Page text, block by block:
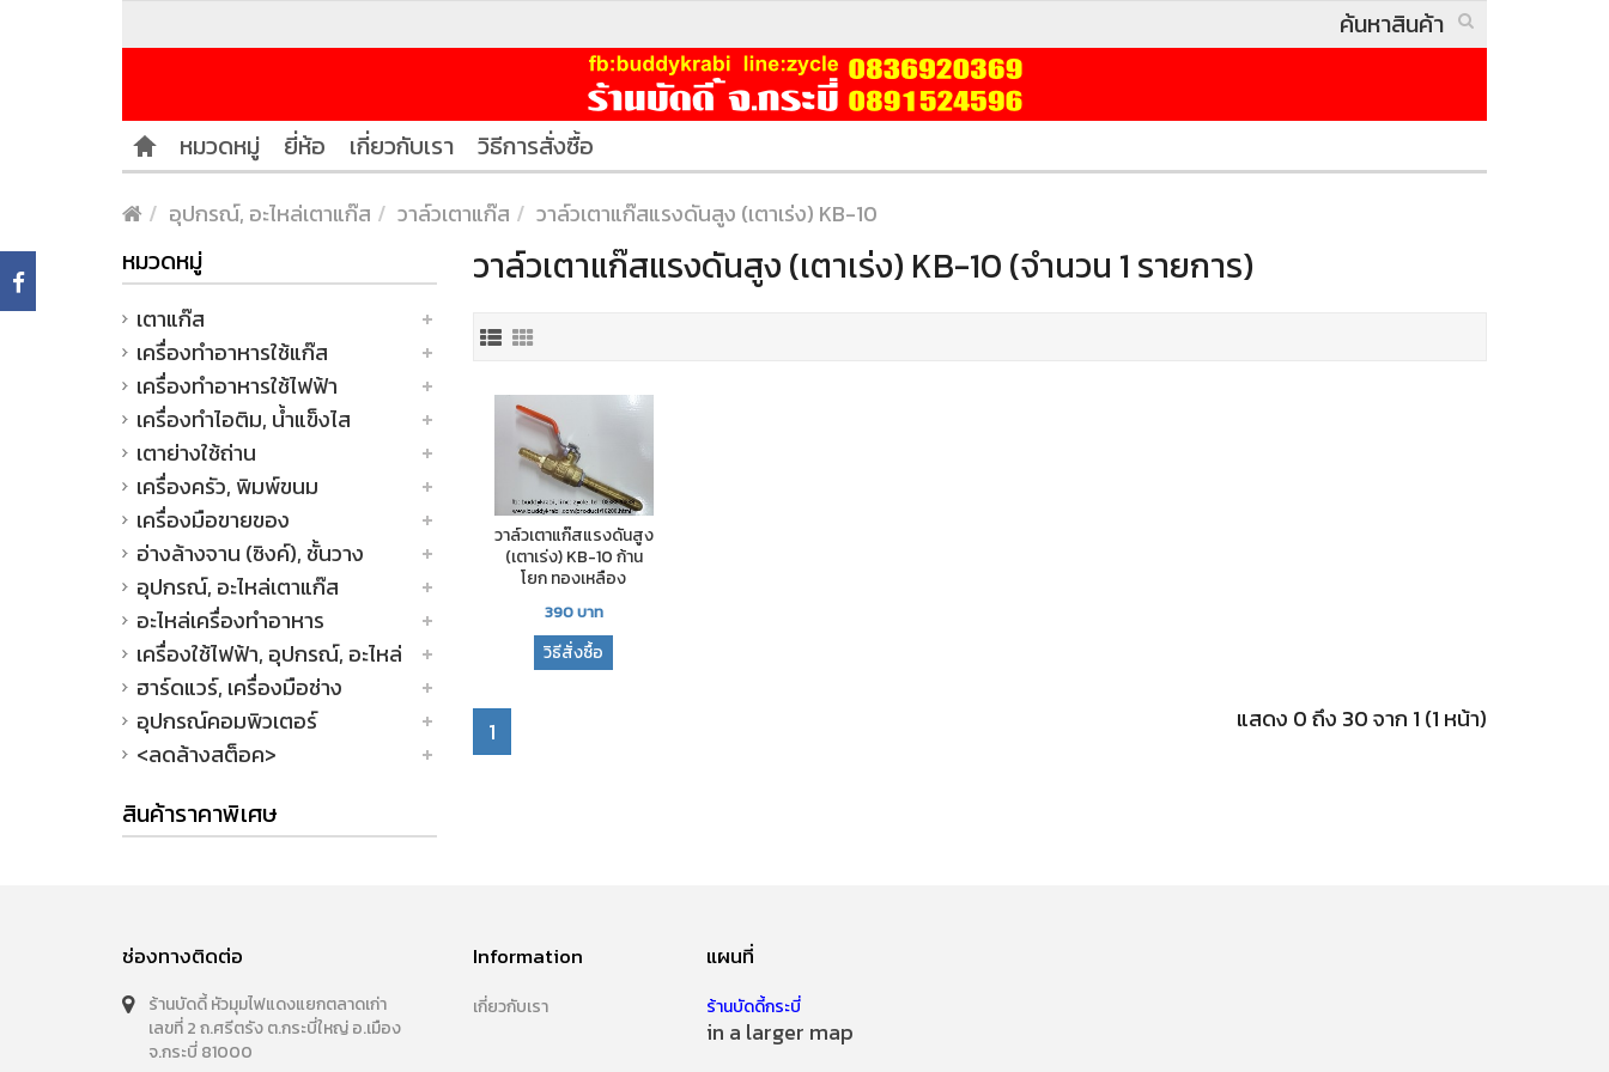
หมวดหมู่ ยี่ห้อ เกี่ยวกับเรา วิธีการสั่งซื้อ
อุปกรณ์, อะไหล่เตาแก๊ส วาล์วเตาแก๊ส วาล์วเตาแก๊สแรงดันสูง (เตาเร่ง) KB-10
หมวดหมู่
เตาแก๊ส
เครื่องทำอาหารใช้แก๊ส
เครื่องทำอาหารใช้ไฟฟ้า
เครื่องทำไอติม, น้ำแข็งไส
เตาย่างใช้ถ่าน
เครื่องครัว, พิมพ์ขนม
เครื่องมือขายของ
อ่างล้างจาน (ซิงค์), ชั้นวาง
อุปกรณ์, อะไหล่เตาแก๊ส
อะไหล่เครื่องทำอาหาร
เครื่องใช้ไฟฟ้า, อุปกรณ์, อะไหล่
ฮาร์ดแวร์, เครื่องมือช่าง
อุปกรณ์คอมพิวเตอร์
<ลดล้างสต็อค>
สินค้าราคาพิเศษ
วาล์วเตาแก๊สแรงดันสูง (เตาเร่ง) KB-10 (จำนวน 1 รายการ)
วาล์วเตาแก๊สแรงดันสูง
(เตาเร่ง) KB-10 ก้าน
โยก ทองเหลือง
390บาท
วิธีสั่งซื้อ
1 แสดง 0 ถึง 30 จาก 1 (1 หน้า)
ช่องทางติดต่อ
ร้านบัดดี้ หัวมุมไฟแดงแยกตลาดเก่า
เลขที่ 2 ถ.ศรีตรัง ต.กระบี่ใหญ่ อ.เมือง
จ.กระบี่ 81000
Information
เกี่ยวกับเรา
แผนที่
ร้านบัดดี้กระบี่
in a larger map